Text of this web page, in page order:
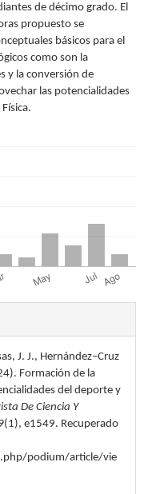
de décimo grado. El
propuesto se
básicos para el
como son la
y la conversión de
las potencialidades
J. J., Hernández–Cruz
Formación de la
del deporte y
De Ciencia Y
(1), e1549. Recuperado
podium/article/vie